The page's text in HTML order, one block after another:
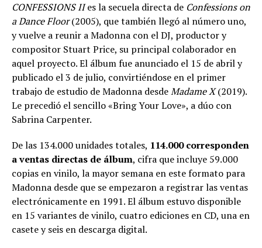
CONFESSIONS IIes la secuela directa de Confessions on
a Dance Floor(2005), que también llegó al número uno,
y vuelve a reunir a Madonna con el DJ, productor y
compositor Stuart Price, su principal colaborador en
aquel proyecto. El álbum fue anunciado el 15 de abril y
publicado el 3 de julio, convirtiéndose en el primer
trabajo de estudio de Madonna desdeMadame X(2019).
Le precedió el sencillo «Bring Your Love», a dúo con
Sabrina Carpenter.
De las 134.000 unidades totales, 114.000 corresponden
a ventas directas de álbum, cifra que incluye 59.000
copias en vinilo, la mayor semana en este formato para
Madonna desde que se empezaron a registrar las ventas
electrónicamente en 1991. El álbum estuvo disponible
en 15 variantes de vinilo, cuatro ediciones en CD, una en
casete y seis en descarga digital.